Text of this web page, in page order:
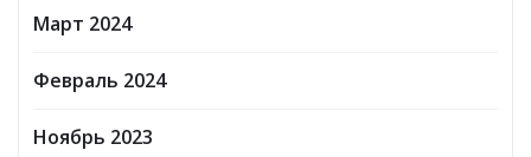
Март 2024
Февраль 2024
Ноябрь 2023